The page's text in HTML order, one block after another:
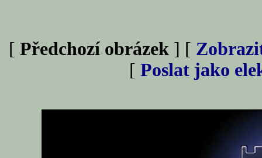
[ Předchozí obrázek ] [
[ Poslat jako